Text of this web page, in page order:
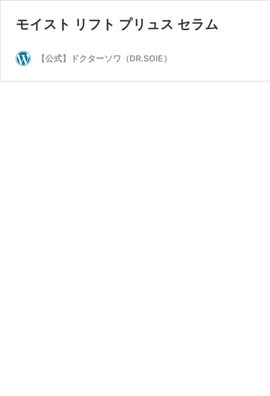
モイスト リフト プリュス セラム
【公式】ドクターソワ（DR.SOIE）